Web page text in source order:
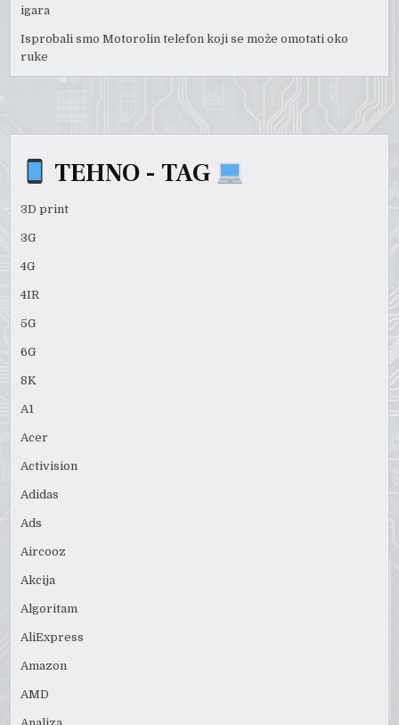
igara
Isprobali smo Motorolin telefon koji se može omotati oko
ruke
TEHNO - TAG
3D print
3G
4G
4IR
5G
6G
8K
A1
Acer
Activision
Adidas
Ads
Aircooz
Akcija
Algoritam
AliExpress
Amazon
AMD